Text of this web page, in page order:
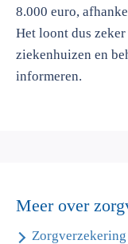
8.000 euro,
Het loont dus
ziekenhuizen en
informeren.
Meer over